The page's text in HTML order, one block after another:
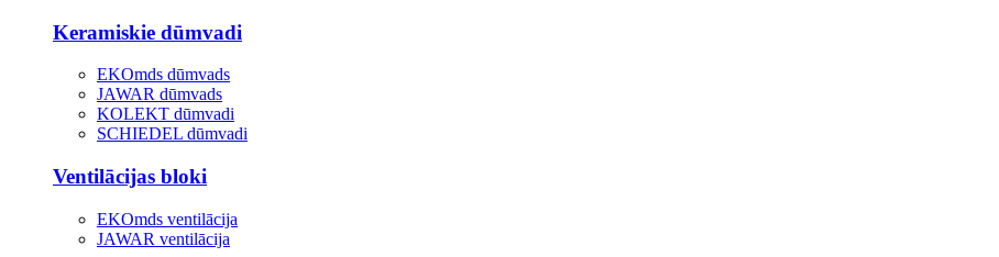
Keramiskie dūmvadi
EKOmds dūmvads
JAWAR dūmvads
KOLEKT dūmvadi
SCHIEDEL dūmvadi
Ventilācijas bloki
EKOmds ventilācija
JAWAR ventilācija